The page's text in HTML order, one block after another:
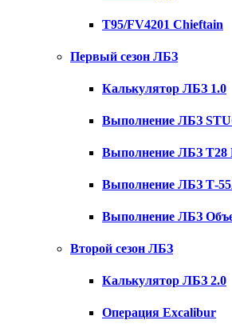
T95/FV4201 Chieftain
Первый сезон ЛБЗ
Калькулятор ЛБЗ 1.0
Выполнение ЛБЗ
Выполнение ЛБЗ T28
Выполнение ЛБЗ Т-
Выполнение ЛБЗ
Второй сезон ЛБЗ
Калькулятор ЛБЗ 2.0
Операция Excalibur